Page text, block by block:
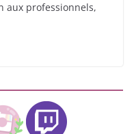
aux professionnels,